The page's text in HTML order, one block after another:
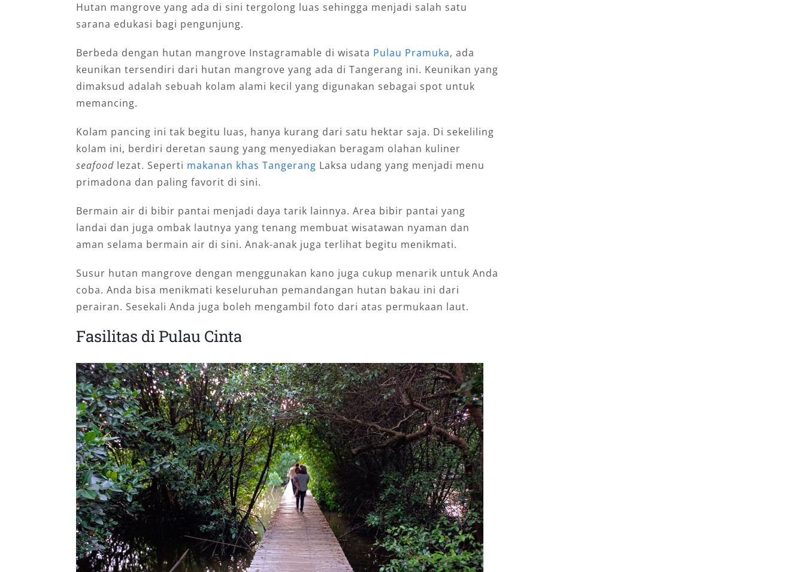
Hutan mangrove yang ada di sini tergolong luas sehingga menjadi salah satu
sarana edukasi bagi pengunjung.
Berbeda dengan hutan mangrove Instagramable di wisata Pulau Pramuka, ada
keunikan tersendiri dari hutan mangrove yang ada di Tangerang ini. Keunikan yang
dimaksud adalah sebuah kolam alami kecil yang digunakan sebagai spot untuk
memancing.
Kolam pancing ini tak begitu luas, hanya kurang dari satu hektar saja. Di sekeliling
kolam ini, berdiri deretan saung yang menyediakan beragam olahan kuliner
seafood lezat. Seperti makanan khas Tangerang Laksa udang yang menjadi menu
primadona dan paling favorit di sini.
Bermain air di bibir pantai menjadi daya tarik lainnya. Area bibir pantai yang
landai dan juga ombak lautnya yang tenang membuat wisatawan nyaman dan
aman selama bermain air di sini. Anak-anak juga terlihat begitu menikmati.
Susur hutan mangrove dengan menggunakan kano juga cukup menarik untuk Anda
coba. Anda bisa menikmati keseluruhan pemandangan hutan bakau ini dari
perairan. Sesekali Anda juga boleh mengambil foto dari atas permukaan laut.
Fasilitas di Pulau Cinta